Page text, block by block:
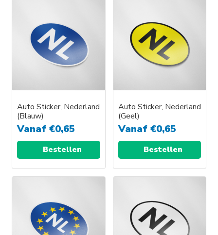
Auto Sticker, Nederland
(Blauw)
Vanaf €0,65
Bestellen
Auto Sticker, Nederland
(Geel)
Vanaf €0,65
Bestellen